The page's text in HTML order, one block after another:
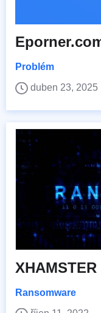
Problém
duben 23, 2025
Ransomware